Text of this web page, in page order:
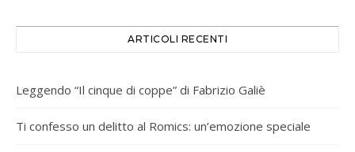
ARTICOLI RECENTI
Leggendo “Il cinque di coppe” di Fabrizio Galiè
Ti confesso un delitto al Romics: un’emozione speciale